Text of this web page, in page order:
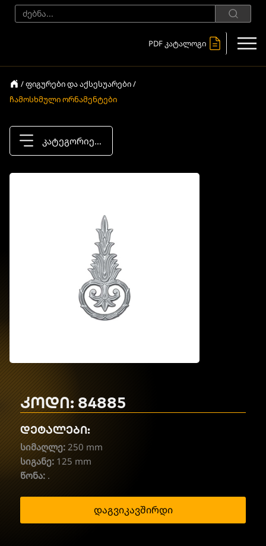
PDF კატალოგი
/ ფიგურები და აქსესუარები /
ჩამოსხმული ორნამენტები
კატეგორიები
კოდი: 84885
დეტალები:
სიმაღლე: 250 mm
სიგანე: 125 mm
წონა: .
დაგვიკავშირდი